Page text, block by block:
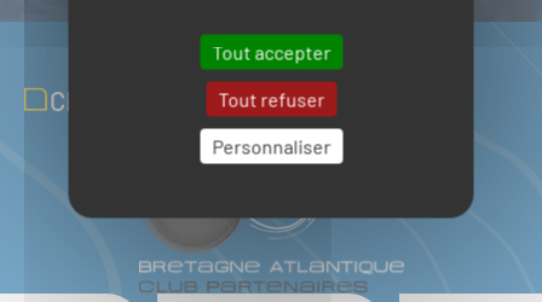
Tout accepter
Tout refuser
Personnaliser
CLUB PARTENAIRES